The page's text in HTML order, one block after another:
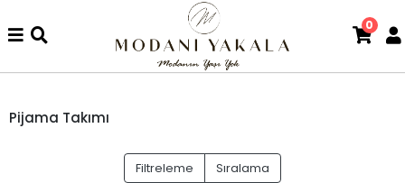
0
Pijama Takımı
Filtreleme Sıralama